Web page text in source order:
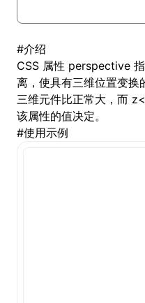
#介绍
CSS 属性 perspective
离，使具有三维位置变
三维元件比正常大，而
该属性的值决定。
#使用示例